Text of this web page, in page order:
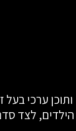
ערכי בעל